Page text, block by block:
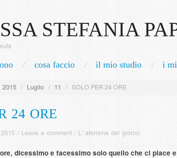
STEFANIA
cosa faccio il mio studio i
2015 / Luglio / 11 / SOLO PER 24 ORE
24 ORE
/ Leave a comment / L' aforisma del giorno
dicessimo e facessimo solo quello che ci piace